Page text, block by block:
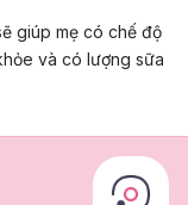
giúp mẹ có chế độ
và có lượng sữa